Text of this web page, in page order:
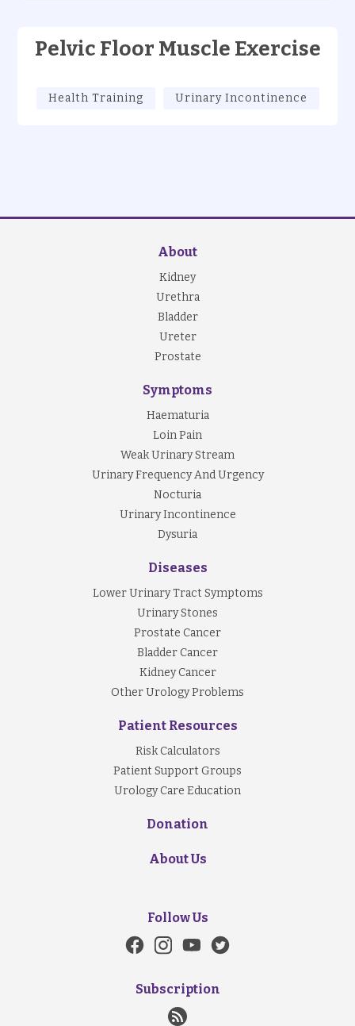
Pelvic Floor Muscle Exercise
Health Training Urinary Incontinence
About
Kidney
Urethra
Bladder
Ureter
Prostate
Symptoms
Haematuria
Loin Pain
Weak Urinary Stream
Urinary Frequency And Urgency
Nocturia
Urinary Incontinence
Dysuria
Diseases
Lower Urinary Tract Symptoms
Urinary Stones
Prostate Cancer
Bladder Cancer
Kidney Cancer
Other Urology Problems
Patient Resources
Risk Calculators
Patient Support Groups
Urology Care Education
Donation
About Us
Follow Us
Subscription